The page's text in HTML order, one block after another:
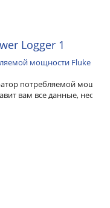
мощности Fluke 1738
потребляемой
вам все данные,